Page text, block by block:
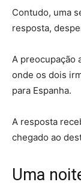
Contudo, uma
resposta,
A preocupação
onde os dois
para Espanha.
A resposta
chegado ao
Uma